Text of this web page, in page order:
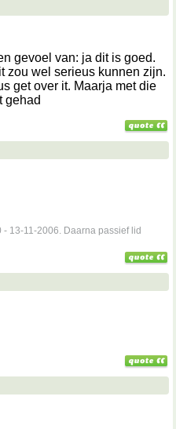
gevoel van: ja dit is goed.
zou wel serieus kunnen zijn.
get over it. Maarja met die
gehad
- 13-11-2006. Daarna passief lid